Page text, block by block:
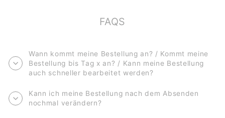
FAQS
Wann kommt meine Bestellung an? / Kommt meine
Bestellung bis Tag x an? / Kann meine Bestellung
auch schneller bearbeitet werden?
Kann ich meine Bestellung nach dem Absenden
nochmal verändern?